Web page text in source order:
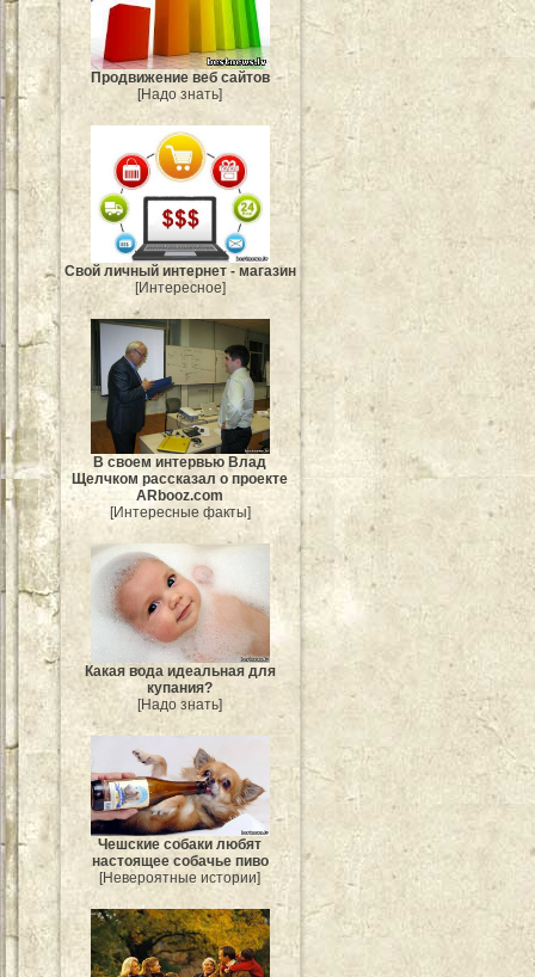
Продвижение веб сайтов
[Надо знать]
Свой личный интернет - магазин
[Интересное]
В своем интервью Влад
Щелчком рассказал о проекте
ARbooz.com
[Интересные факты]
Какая вода идеальная для
купания?
[Надо знать]
Чешские собаки любят
настоящее собачье пиво
[Невероятные истории]